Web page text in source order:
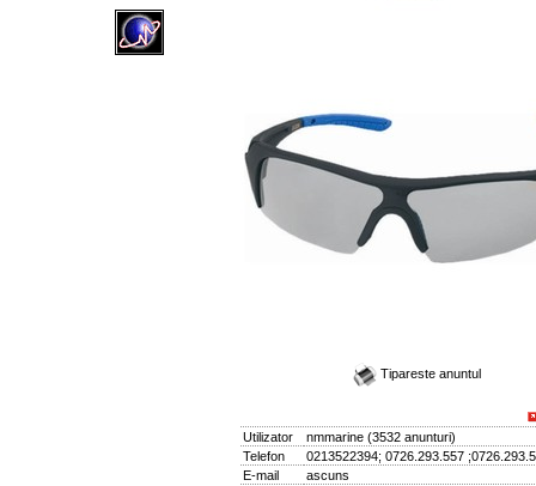
Tipareste anuntul
Utilizator nmmarine(3532 anunturi)
Telefon
0213522394; 0726.293.557
E-mail
ascuns